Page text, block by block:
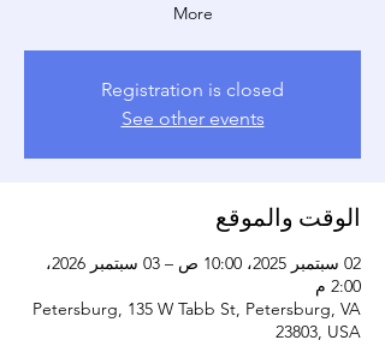
More
Registration is closed
See other events
الوقت والموقع
02 سبتمبر 2025، 10:00 ص – 03 سبتمبر 2026،
2:00 م
Petersburg, 135 W Tabb St, Petersburg, VA
23803, USA